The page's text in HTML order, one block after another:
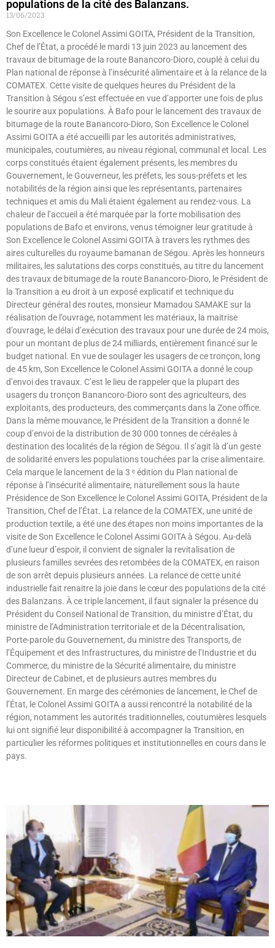
populations de la cité des Balanzans.
13/06/2023
Son Excellence le Colonel Assimi GOITA, Président de la Transition,
Chef de l’État, a procédé le mardi 13 juin 2023 au lancement des
travaux de bitumage de la route Banancoro-Dioro, couplé à celui du
Plan national de réponse à l’insécurité alimentaire et à la relance de la
COMATEX. Cette visite de quelques heures du Président de la
Transition à Ségou s’est effectuée en vue d’apporter une fois de plus
le sourire aux populations. À Bafo pour le lancement des travaux de
bitumage de la route Banancoro-Dioro, Son Excellence le Colonel
Assimi GOITA a été accueilli par les autorités administratives,
municipales, coutumières, au niveau régional, communal et local. Les
corps constitués étaient également présents, les membres du
Gouvernement, le Gouverneur, les préfets, les sous-préfets et les
notabilités de la région ainsi que les représentants, partenaires
techniques et amis du Mali étaient également au rendez-vous. La
chaleur de l’accueil a été marquée par la forte mobilisation des
populations de Bafo et environs, venus témoigner leur gratitude à
Son Excellence le Colonel Assimi GOITA à travers les rythmes des
aires culturelles du royaume bamanan de Ségou. Après les honneurs
militaires, les salutations des corps constitués, au titre du lancement
des travaux de bitumage de la route Banancoro-Dioro, le Président de
la Transition a eu droit à un exposé explicatif et technique du
Directeur général des routes, monsieur Mamadou SAMAKE sur la
réalisation de l’ouvrage, notamment les matériaux, la maitrise
d’ouvrage, le délai d’exécution des travaux pour une durée de 24 mois,
pour un montant de plus de 24 milliards, entièrement financé sur le
budget national. En vue de soulager les usagers de ce tronçon, long
de 45 km, Son Excellence le Colonel Assimi GOITA a donné le coup
d’envoi des travaux. C’est le lieu de rappeler que la plupart des
usagers du tronçon Banancoro-Dioro sont des agriculteurs, des
exploitants, des producteurs, des commerçants dans la Zone office.
Dans la même mouvance, le Président de la Transition a donné le
coup d’envoi de la distribution de 30 000 tonnes de céréales à
destination des localités de la région de Ségou. Il s’agit là d’un geste
de solidarité envers les populations touchées par la crise alimentaire.
Cela marque le lancement de la 3 ᵉ édition du Plan national de
réponse à l’insécurité alimentaire, naturellement sous la haute
Présidence de Son Excellence le Colonel Assimi GOITA, Président de la
Transition, Chef de l’État. La relance de la COMATEX, une unité de
production textile, a été une des étapes non moins importantes de la
visite de Son Excellence le Colonel Assimi GOITA à Ségou. Au-delà
d’une lueur d’espoir, il convient de signaler la revitalisation de
plusieurs familles sevrées des retombées de la COMATEX, en raison
de son arrêt depuis plusieurs années. La relance de cette unité
industrielle fait renaitre la joie dans le cœur des populations de la cité
des Balanzans. À ce triple lancement, il faut signaler la présence du
Président du Conseil National de Transition, du ministre d’État, du
ministre de l’Administration territoriale et de la Décentralisation,
Porte-parole du Gouvernement, du ministre des Transports, de
l’Équipement et des Infrastructures, du ministre de l’Industrie et du
Commerce, du ministre de la Sécurité alimentaire, du ministre
Directeur de Cabinet, et de plusieurs autres membres du
Gouvernement. En marge des cérémonies de lancement, le Chef de
l’État, le Colonel Assimi GOITA a aussi rencontré la notabilité de la
région, notamment les autorités traditionnelles, coutumières lesquels
lui ont signifié leur disponibilité à accompagner la Transition, en
particulier les réformes politiques et institutionnelles en cours dans le
pays.